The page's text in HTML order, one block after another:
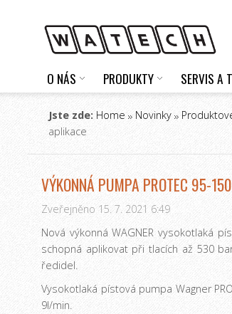
O NÁS PRODUKTY SERVIS A
Jste zde: Home Novinky
aplikace
VÝKONNÁ PUMPA PROTEC 95-
Zveřejněno 15. 7. 2021 6:49
Nová výkonná WAGNER vysokotlaká
schopná aplikovat při tlacích až 530
ředidel.
Vysokotlaká pístová pumpa Wagner
9l/min.